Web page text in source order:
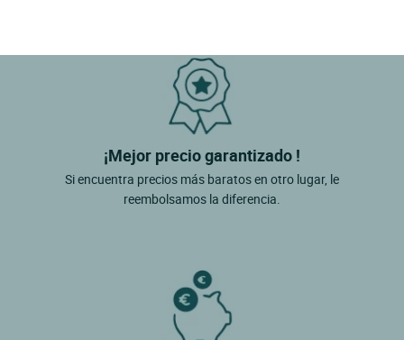
¡Mejor precio garantizado !
Si encuentra precios más baratos en otro lugar, le
reembolsamos la diferencia.